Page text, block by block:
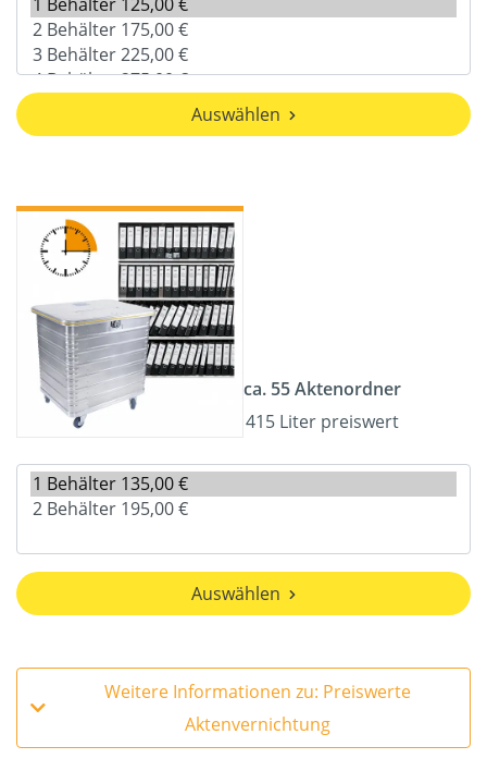
Auswählen
ca. 55 Aktenordner
415 Liter preiswert
Auswählen
Weitere Informationen zu: Preiswerte
Aktenvernichtung